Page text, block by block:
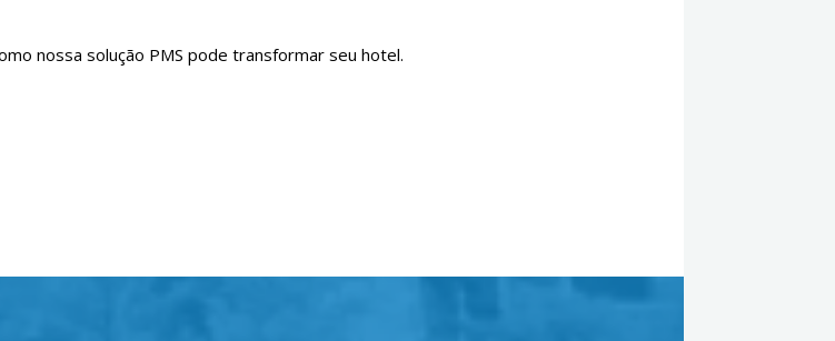
nossa solução PMS pode transformar seu hotel.